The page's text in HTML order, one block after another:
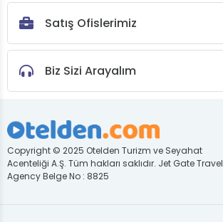
Satış Ofislerimiz
Biz Sizi Arayalım
Copyright © 2025 Otelden Turizm ve Seyahat
Acenteliği A.Ş. Tüm hakları saklıdır. Jet Gate Travel
Agency Belge No : 8825